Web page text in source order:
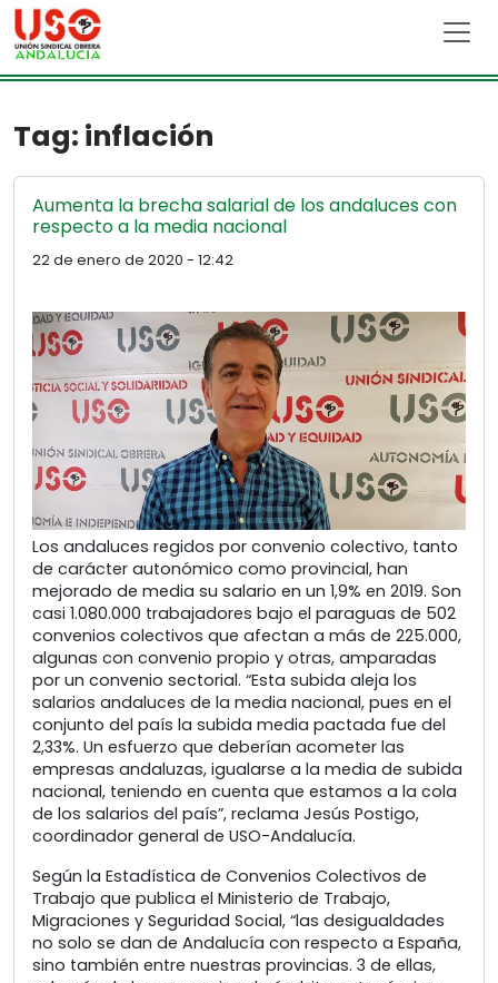
Skip to main content
Tag: inflación
Aumenta la brecha salarial de los andaluces con
respecto a la media nacional
22 de enero de 2020 - 12:42
Los andaluces regidos por convenio colectivo, tanto
de carácter autonómico como provincial, han
mejorado de media su salario en un 1,9% en 2019. Son
casi 1.080.000 trabajadores bajo el paraguas de 502
convenios colectivos que afectan a más de 225.000,
algunas con convenio propio y otras, amparadas
por un convenio sectorial. “Esta subida aleja los
salarios andaluces de la media nacional, pues en el
conjunto del país la subida media pactada fue del
2,33%. Un esfuerzo que deberían acometer las
empresas andaluzas, igualarse a la media de subida
nacional, teniendo en cuenta que estamos a la cola
de los salarios del país”, reclama Jesús Postigo,
coordinador general de USO-Andalucía.
Según la Estadística de Convenios Colectivos de
Trabajo que publica el Ministerio de Trabajo,
Migraciones y Seguridad Social, “las desigualdades
no solo se dan de Andalucía con respecto a España,
sino también entre nuestras provincias. 3 de ellas,